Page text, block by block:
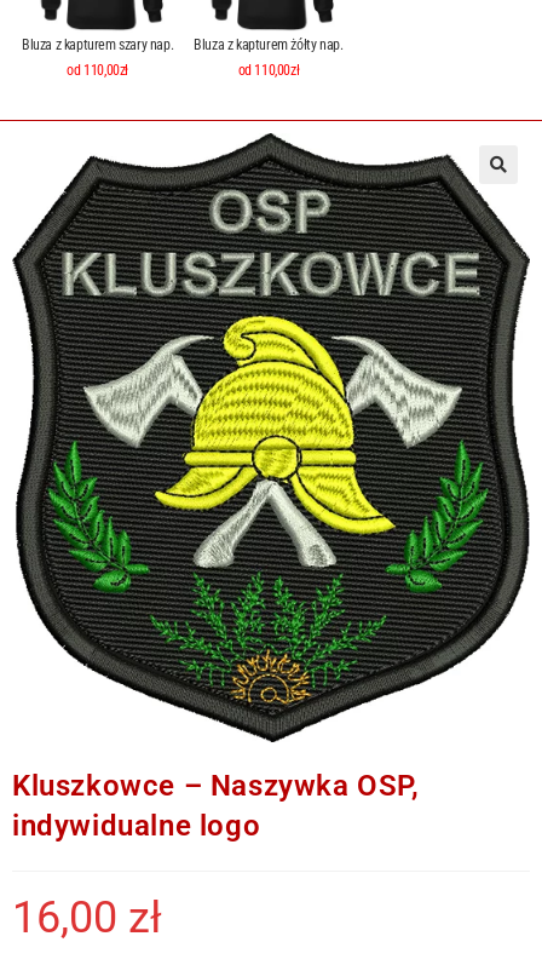
Bluza z kapturem szary nap.
od 110,00zł
Bluza z kapturem żółty nap.
od 110,00zł
Kluszkowce – Naszywka OSP,
indywidualne logo
16,00 zł